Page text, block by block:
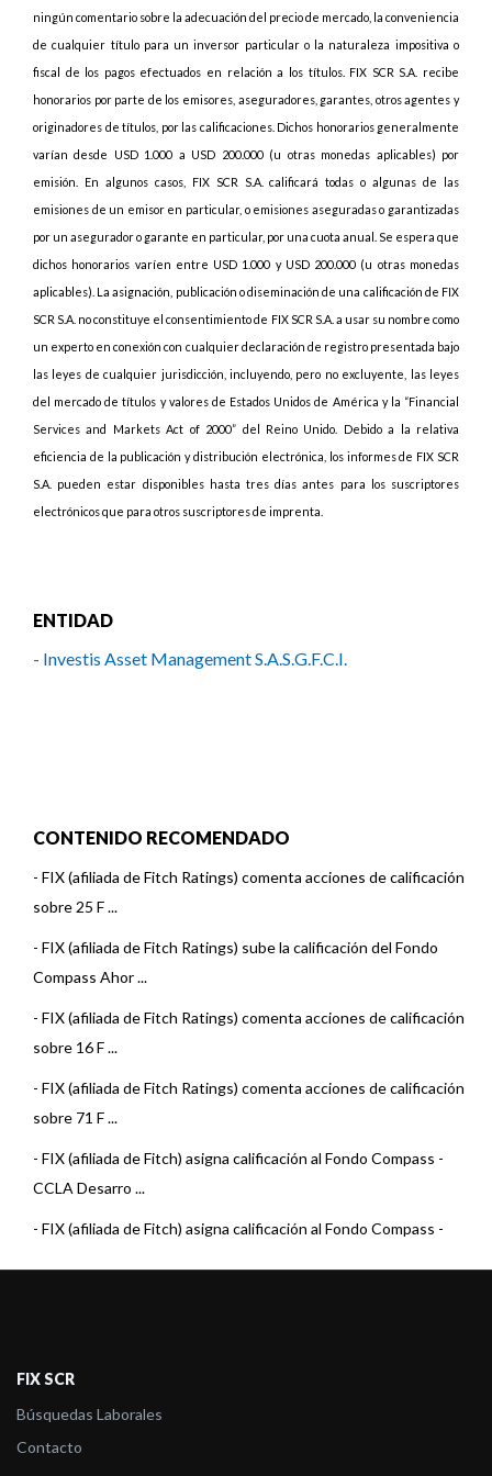
ningún comentario sobre la adecuación del precio de mercado, la conveniencia
de cualquier título para un inversor particular o la naturaleza impositiva o
fiscal de los pagos efectuados en relación a los títulos. FIX SCR S.A. recibe
honorarios por parte de los emisores, aseguradores, garantes, otros agentes y
originadores de títulos, por las calificaciones. Dichos honorarios generalmente
varían desde USD 1.000 a USD 200.000 (u otras monedas aplicables) por
emisión. En algunos casos, FIX SCR S.A. calificará todas o algunas de las
emisiones de un emisor en particular, o emisiones aseguradas o garantizadas
por un asegurador o garante en particular, por una cuota anual. Se espera que
dichos honorarios varíen entre USD 1.000 y USD 200.000 (u otras monedas
aplicables). La asignación, publicación o diseminación de una calificación de FIX
SCR S.A. no constituye el consentimiento de FIX SCR S.A. a usar su nombre como
un experto en conexión con cualquier declaración de registro presentada bajo
las leyes de cualquier jurisdicción, incluyendo, pero no excluyente, las leyes
del mercado de títulos y valores de Estados Unidos de América y la “Financial
Services and Markets Act of 2000” del Reino Unido. Debido a la relativa
eficiencia de la publicación y distribución electrónica, los informes de FIX SCR
S.A. pueden estar disponibles hasta tres días antes para los suscriptores
electrónicos que para otros suscriptores de imprenta.
ENTIDAD
- Investis Asset Management S.A.S.G.F.C.I.
CONTENIDO RECOMENDADO
- FIX (afiliada de Fitch Ratings) comenta acciones de calificación
sobre 25 F ...
- FIX (afiliada de Fitch Ratings) sube la calificación del Fondo
Compass Ahor ...
- FIX (afiliada de Fitch Ratings) comenta acciones de calificación
sobre 16 F ...
- FIX (afiliada de Fitch Ratings) comenta acciones de calificación
sobre 71 F ...
- FIX (afiliada de Fitch) asigna calificación al Fondo Compass -
CCLA Desarro ...
- FIX (afiliada de Fitch) asigna calificación al Fondo Compass -
- FIX (afiliada de Fitch Ratings) comenta acciones de calificación
FIX (afiliada de Fitch Ratings) comenta acciones de calificación
FIX SCR
Búsquedas Laborales
Contacto